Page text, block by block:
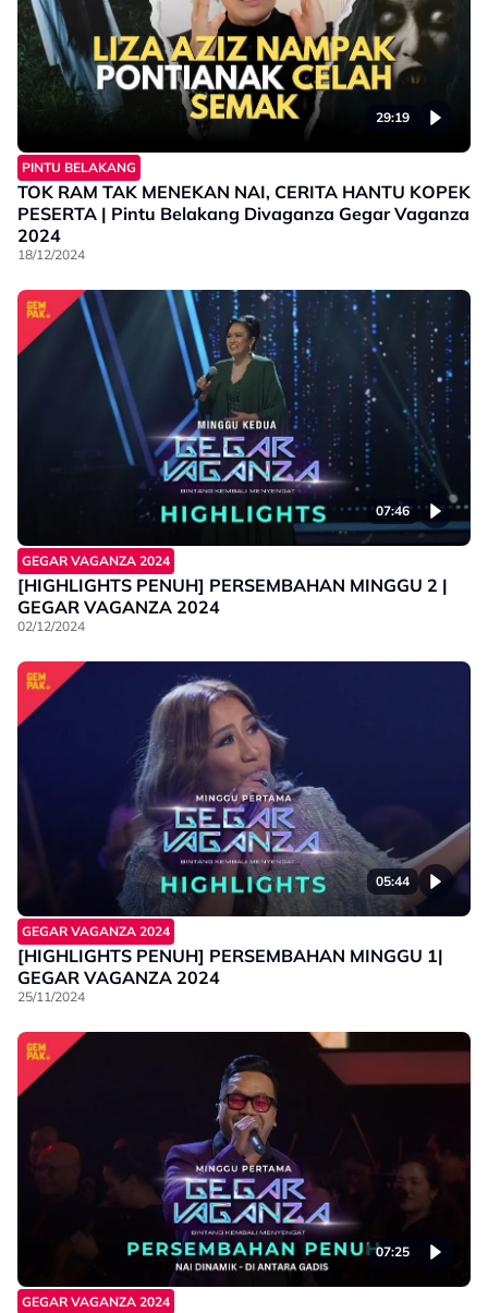
29:19
PINTU BELAKANG
TOK RAM TAK MENEKAN NAI, CERITA HANTU KOPEK
PESERTA | Pintu Belakang Divaganza Gegar Vaganza
2024
18/12/2024
07:46
GEGAR VAGANZA 2024
[HIGHLIGHTS PENUH] PERSEMBAHAN MINGGU 2 |
GEGAR VAGANZA 2024
02/12/2024
05:44
GEGAR VAGANZA 2024
[HIGHLIGHTS PENUH] PERSEMBAHAN MINGGU 1|
GEGAR VAGANZA 2024
25/11/2024
07:25
GEGAR VAGANZA 2024